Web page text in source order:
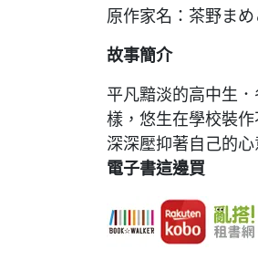
原作家名：茶野まめ
故事簡介
平凡黯淡的高中生
樣，悠生在學校裝
深深壓抑著自己的
電子書這邊買